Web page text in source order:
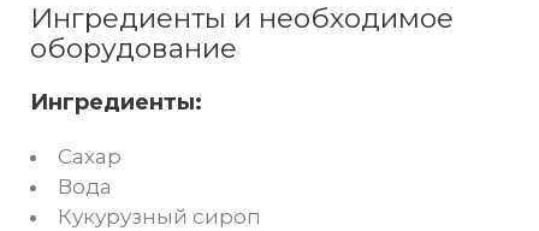
Ингредиенты и необходимое
оборудование
Ингредиенты:
Сахар
Вода
Кукурузный сироп